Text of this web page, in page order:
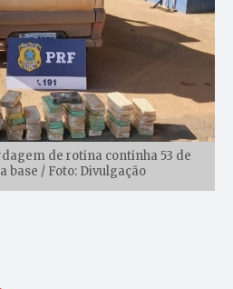
de rotina continha 53 de
base / Foto: Divulgação